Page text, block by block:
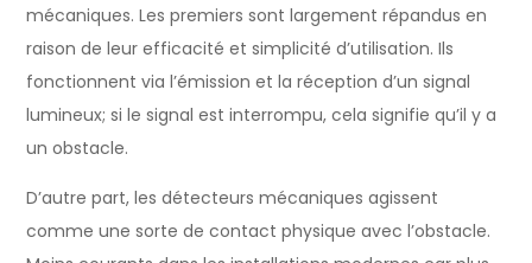
mécaniques. Les premiers sont largement répandus en
raison de leur efficacité et simplicité d’utilisation. Ils
fonctionnent via l’émission et la réception d’un signal
lumineux; si le signal est interrompu, cela signifie qu’il y a
un obstacle.
D’autre part, les détecteurs mécaniques agissent
comme une sorte de contact physique avec l’obstacle.